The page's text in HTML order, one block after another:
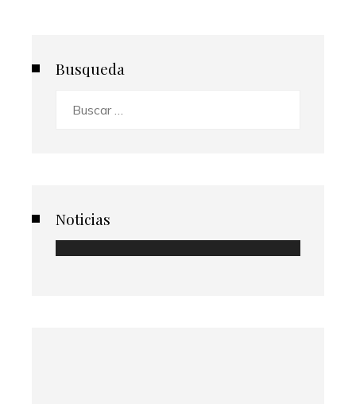
Busqueda
Noticias